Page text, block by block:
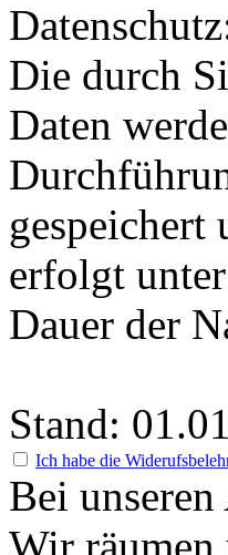
Die durch
Daten
gespeichert
erfolgt
Dauer der
Stand:
Ich habe die
Bei